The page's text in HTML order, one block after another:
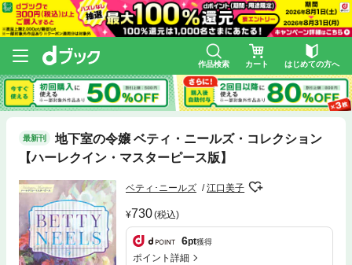
作品検索 カート はじめての方へ
最新刊
地下室の令嬢 ベティ・ニールズ・コレクション
【ハーレクイン・マスターピース版】
ベティ･ニールズ 江口美子
730(税込)
6pt獲得
ポイント詳細